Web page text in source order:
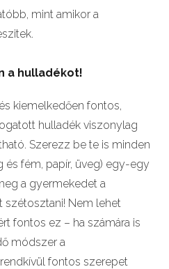
mint amikor a
a hulladékot!
kiemelkedően fontos,
hulladék viszonylag
Szerezz be te is minden
és fém, papír, üveg) egy-egy
a gyermekedet a
szétosztani! Nem lehet
fontos ez – ha számára is
módszer a
fontos szerepet